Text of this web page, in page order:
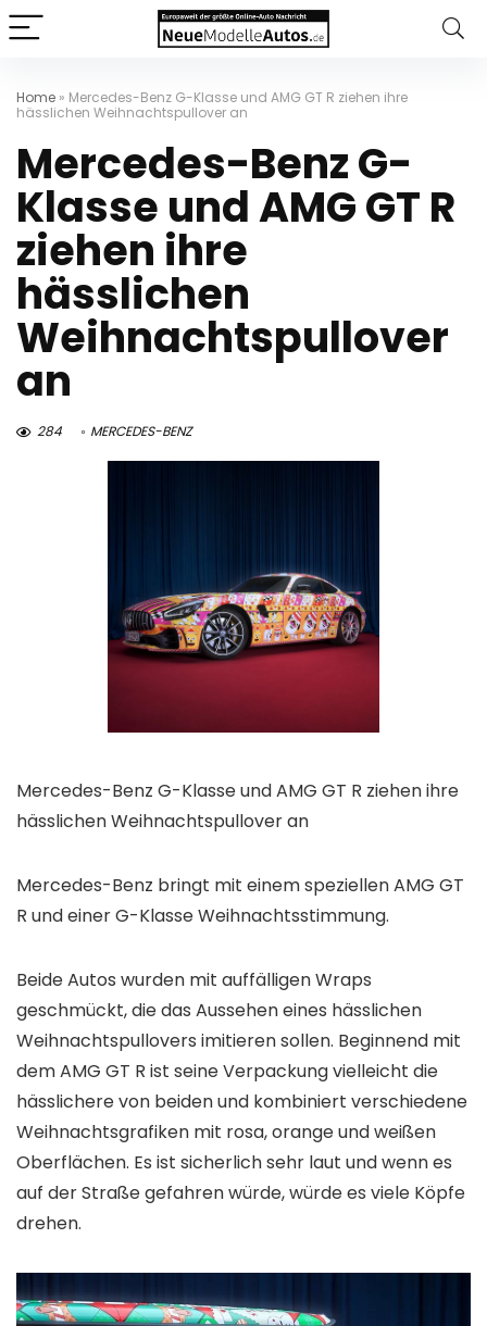
Home » Mercedes-Benz G-Klasse und AMG GT R ziehen ihre
hässlichen Weihnachtspullover an
Mercedes-Benz G-
Klasse und AMG GT R
ziehen ihre
hässlichen
Weihnachtspullover
an
284 MERCEDES-BENZ
Mercedes-Benz G-Klasse und AMG GT R ziehen ihre
hässlichen Weihnachtspullover an
Mercedes-Benz bringt mit einem speziellen AMG GT
R und einer G-Klasse Weihnachtsstimmung.
Beide Autos wurden mit auffälligen Wraps
geschmückt, die das Aussehen eines hässlichen
Weihnachtspullovers imitieren sollen. Beginnend mit
dem AMG GT R ist seine Verpackung vielleicht die
hässlichere von beiden und kombiniert verschiedene
Weihnachtsgrafiken mit rosa, orange und weißen
Oberflächen. Es ist sicherlich sehr laut und wenn es
auf der Straße gefahren würde, würde es viele Köpfe
drehen.